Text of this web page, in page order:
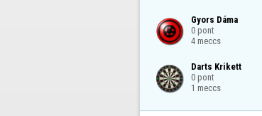
Gyors Dáma
0 pont
4 meccs
Darts Krikett
0 pont
1 meccs